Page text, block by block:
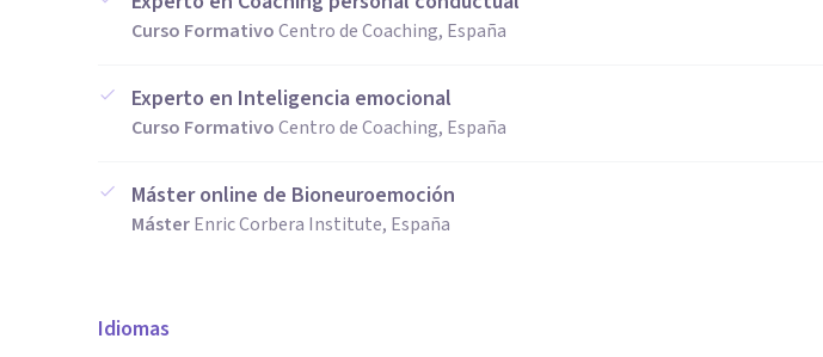
Curso FormativoCentro de Coaching, España
Experto en Inteligencia emocional
Curso FormativoCentro de Coaching, España
Máster online de Bioneuroemoción
MásterEnric Corbera Institute, España
Idiomas